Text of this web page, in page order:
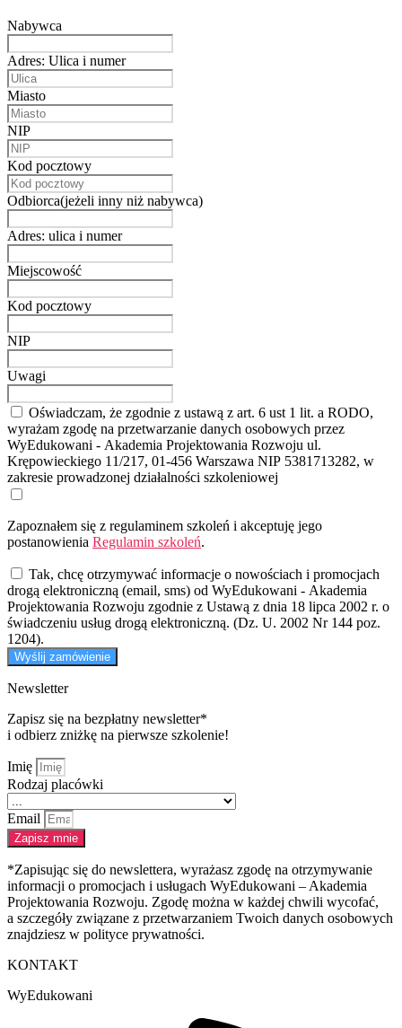
Nabywca
Adres: Ulica i numer
Miasto
NIP
Kod pocztowy
Odbiorca(jeżeli inny niż nabywca)
Adres: ulica i numer
Miejscowość
Kod pocztowy
NIP
Uwagi
Oświadczam, że zgodnie z ustawą z art. 6 ust 1 lit. a RODO,
wyrażam zgodę na przetwarzanie danych osobowych przez
WyEdukowani - Akademia Projektowania Rozwoju ul.
Krępowieckiego 11/217, 01-456 Warszawa NIP 5381713282, w
zakresie prowadzonej działalności szkoleniowej
Zapoznałem się z regulaminem szkoleń i akceptuję jego
postanowienia Regulamin szkoleń.
Tak, chcę otrzymywać informacje o nowościach i promocjach
drogą elektroniczną (email, sms) od WyEdukowani - Akademia
Projektowania Rozwoju zgodnie z Ustawą z dnia 18 lipca 2002 r. o
świadczeniu usług drogą elektroniczną. (Dz. U. 2002 Nr 144 poz.
1204).
Wyślij zamówienie
Newsletter
Zapisz się na bezpłatny newsletter*
i odbierz zniżkę na pierwsze szkolenie!
Imię
Rodzaj placówki
Email
Zapisz mnie
*Zapisując się do newslettera, wyrażasz zgodę na otrzymywanie
informacji o promocjach i usługach WyEdukowani – Akademia
Projektowania Rozwoju. Zgodę można w każdej chwili wycofać,
a szczegóły związane z przetwarzaniem Twoich danych osobowych
znajdziesz w polityce prywatności.
KONTAKT
WyEdukowani